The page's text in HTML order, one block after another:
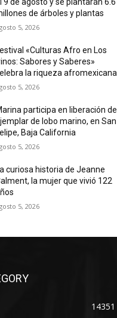
de árboles y plantas
5, 2026
«Culturas Afro en Los
Sabores y Saberes»
la riqueza afromexicana
5, 2026
participa en liberación de
de lobo marino, en San
Baja California
5, 2026
curiosa historia de Jeanne
la mujer que vivió 122
5, 2026
14351